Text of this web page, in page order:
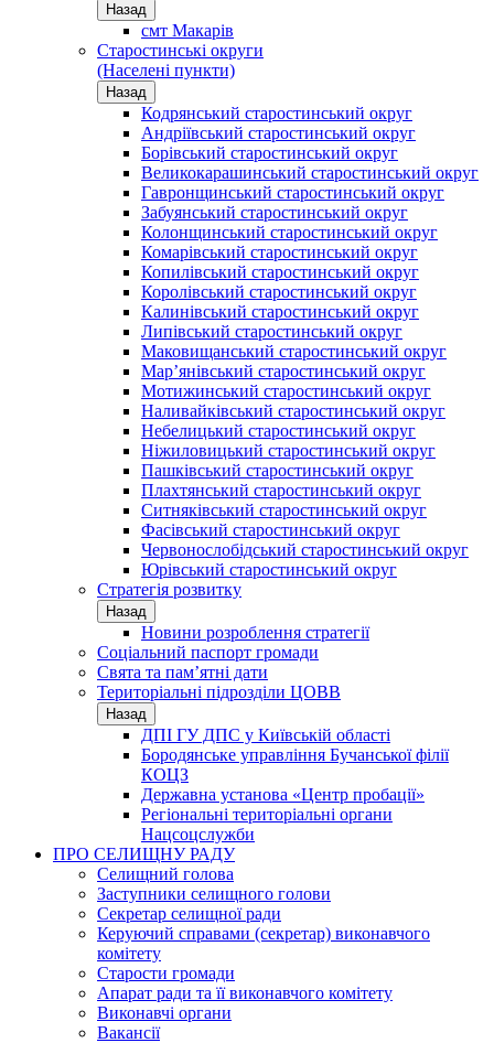
Назад
смт Макарів
Старостинські округи
(Населені пункти)
Назад
Кодрянський старостинський округ
Андріївський старостинський округ
Борівський старостинський округ
Великокарашинський старостинський округ
Гавронщинський старостинський округ
Забуянський старостинський округ
Колонщинський старостинський округ
Комарівський старостинський округ
Копилівський старостинський округ
Королівський старостинський округ
Калинівський старостинський округ
Липівський старостинський округ
Маковищанський старостинський округ
Мар’янівський старостинський округ
Мотижинський старостинський округ
Наливайківський старостинський округ
Небелицький старостинський округ
Ніжиловицький старостинський округ
Пашківський старостинський округ
Плахтянський старостинський округ
Ситняківський старостинський округ
Фасівський старостинський округ
Червонослобідський старостинський округ
Юрівський старостинський округ
Стратегія розвитку
Назад
Новини розроблення стратегії
Соціальний паспорт громади
Свята та пам’ятні дати
Територіальні підрозділи ЦОВВ
Назад
ДПІ ГУ ДПС у Київській області
Бородянське управління Бучанської філії
КОЦЗ
Державна установа «Центр пробації»
Регіональні територіальні органи
Нацсоцслужби
ПРО СЕЛИЩНУ РАДУ
Селищний голова
Заступники селищного голови
Секретар селищної ради
Керуючий справами (секретар) виконавчого
комітету
Старости громади
Апарат ради та її виконавчого комітету
Виконавчі органи
Вакансії